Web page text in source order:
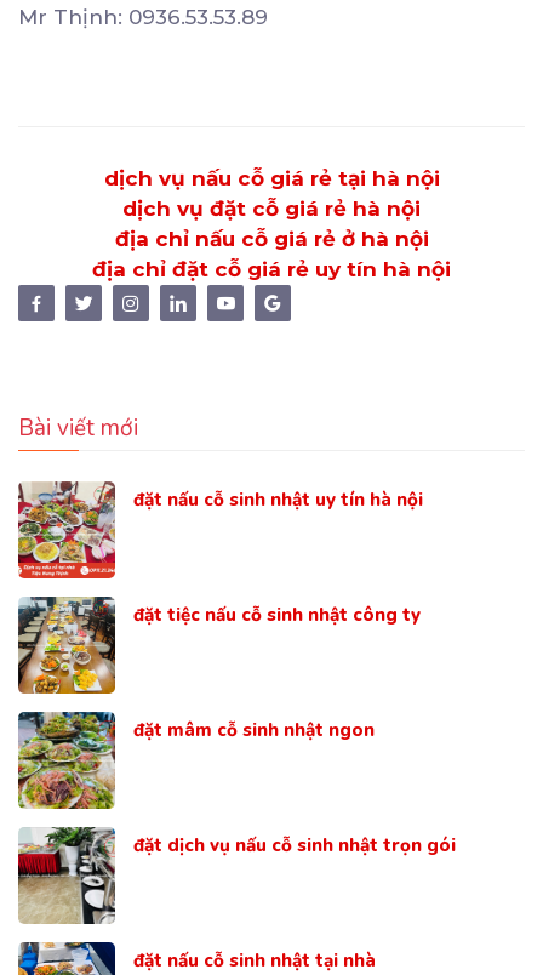
Mr Thịnh: 0936.53.53.89
dịch vụ nấu cỗ giá rẻ tại hà nội
dịch vụ đặt cỗ giá rẻ hà nội
địa chỉ nấu cỗ giá rẻ ở hà nội
địa chỉ đặt cỗ giá rẻ uy tín hà nội
Bài viết mới
đặt nấu cỗ sinh nhật uy tín hà nội
đặt tiệc nấu cỗ sinh nhật công ty
đặt mâm cỗ sinh nhật ngon
đặt dịch vụ nấu cỗ sinh nhật trọn gói
đặt nấu cỗ sinh nhật tại nhà